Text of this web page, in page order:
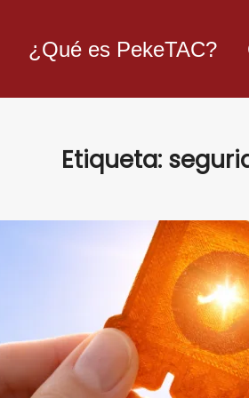
¿Qué es PekeTAC?
Etiqueta: